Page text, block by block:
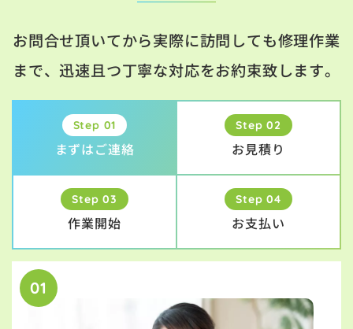
お問合せ頂いてから実際に訪問しても修理作業
まで、迅速且つ丁寧な対応をお約束致します。
Step 01
まずはご連絡
Step 02
お見積り
Step 03
作業開始
Step 04
お支払い
01